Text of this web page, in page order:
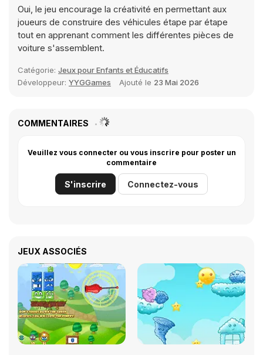
Oui, le jeu encourage la créativité en permettant aux
joueurs de construire des véhicules étape par étape
tout en apprenant comment les différentes pièces de
voiture s'assemblent.
Catégorie: Jeux pour Enfants et Éducatifs
Développeur: YYGGames Ajouté le 23 Mai 2026
COMMENTAIRES
Veuillez vous connecter ou vous inscrire pour poster un
commentaire
S'inscrire Connectez-vous
JEUX ASSOCIÉS